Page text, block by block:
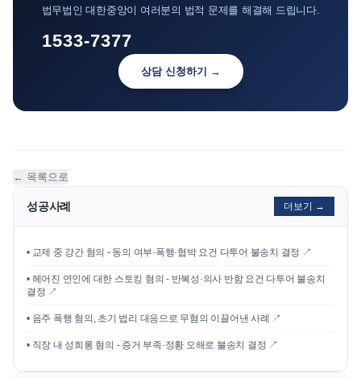
법무법인 대한중앙이 여러분의 법적 문제를 해결해 드립니다.
1533-7377
상담 신청하기 →
← 목록으로
성공사례 더보기 →
• 교제 중 강간 혐의 - 동의 여부·폭행·협박 요건 다투어 불송치 결정 ↗
• 헤어진 연인에 대한 스토킹 혐의 - 반복성·의사 반함 요건 다투어 불송치
결정 ↗
• 음주 폭행 혐의, 초기 법리 대응으로 무혐의 이끌어낸 사례 ↗
• 직장 내 성희롱 혐의 - 증거 부족·정황 오해로 불송치 결정 ↗